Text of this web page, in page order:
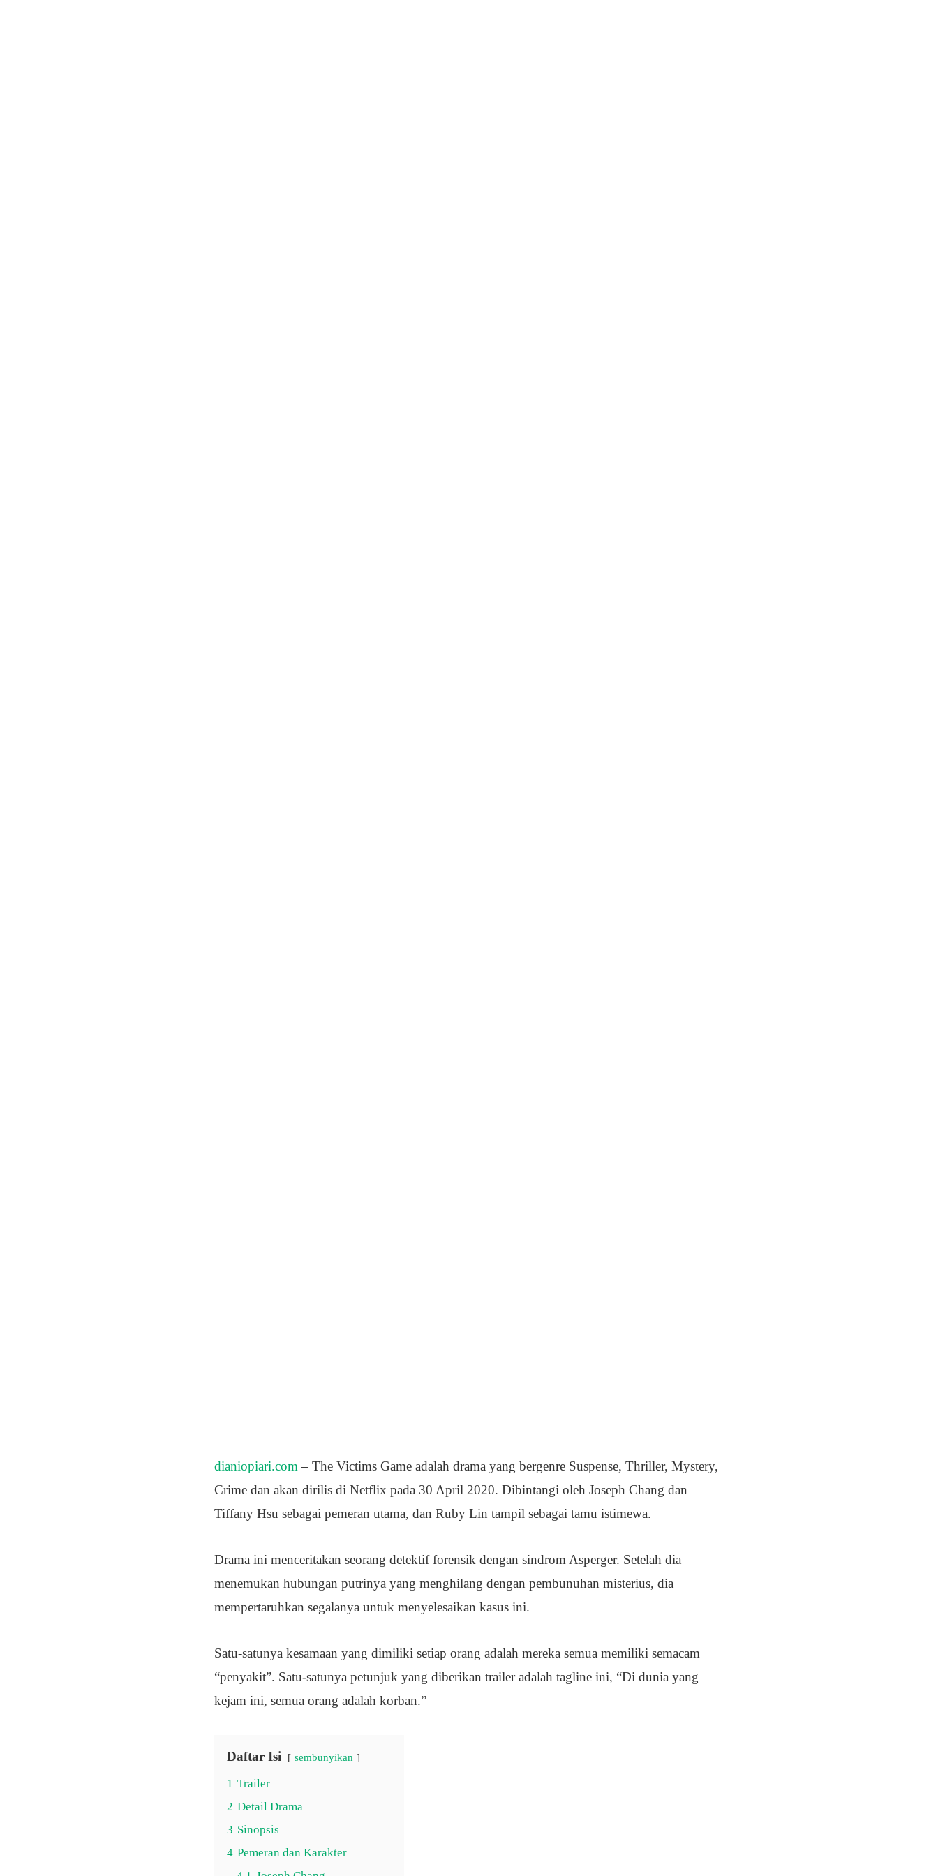
dianiopiari.com – The Victims Game adalah drama yang bergenre Suspense, Thriller, Mystery,
Crime dan akan dirilis di Netflix pada 30 April 2020. Dibintangi oleh Joseph Chang dan
Tiffany Hsu sebagai pemeran utama, dan Ruby Lin tampil sebagai tamu istimewa.
Drama ini menceritakan seorang detektif forensik dengan sindrom Asperger. Setelah dia
menemukan hubungan putrinya yang menghilang dengan pembunuhan misterius, dia
mempertaruhkan segalanya untuk menyelesaikan kasus ini.
Satu-satunya kesamaan yang dimiliki setiap orang adalah mereka semua memiliki semacam
“penyakit”. Satu-satunya petunjuk yang diberikan trailer adalah tagline ini, “Di dunia yang
kejam ini, semua orang adalah korban.”
Daftar Isi sembunyikan
1 Trailer
2 Detail Drama
3 Sinopsis
4 Pemeran dan Karakter